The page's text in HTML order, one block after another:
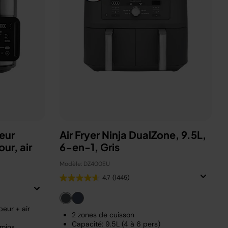
air
+ air
Air Fryer Ninja DualZone, 9.5L,
6-en-1, Gris
Modèle: DZ400EU
4.7 (1445)
2 zones de cuisson
Capacité: 9.5L (4 à 6 pers)